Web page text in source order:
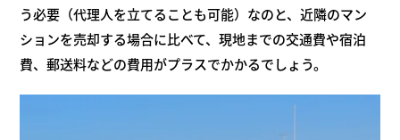
う必要 （代理人を立てることも可能）なのと、近隣のマン
ションを売却する場合に比べて、現地までの交通費や宿泊
費、郵送料などの費用がプラスでかかるでしょう。